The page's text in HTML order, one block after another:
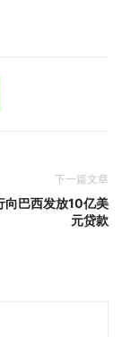
下一篇文章
向巴西发放10亿美
元贷款